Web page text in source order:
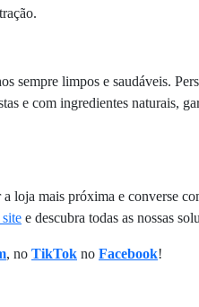
sempre limpos e saudáveis.
e com ingredientes naturais,
a loja mais próxima e converse
e descubra todas as nossas
, no TikTok no Facebook!